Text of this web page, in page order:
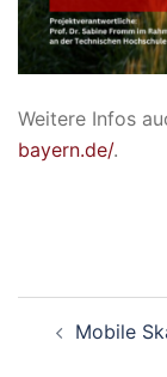
Weitere Infos
bayern.de/.
Mobile